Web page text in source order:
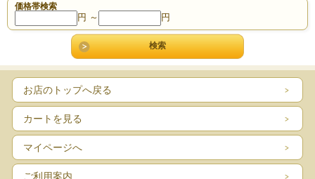
価格帯検索
円 ～ 円
お店のトップへ戻る
カートを見る
マイページへ
ご利用案内